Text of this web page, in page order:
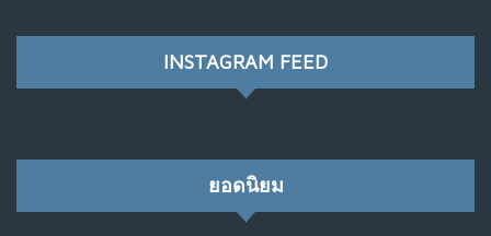
NO COMMENTS
เมื่อโลกออนไลน์ กลายเป็น“ศาลเตี้ย”
9
INSTAGRAM FEED
ยอดนิยม